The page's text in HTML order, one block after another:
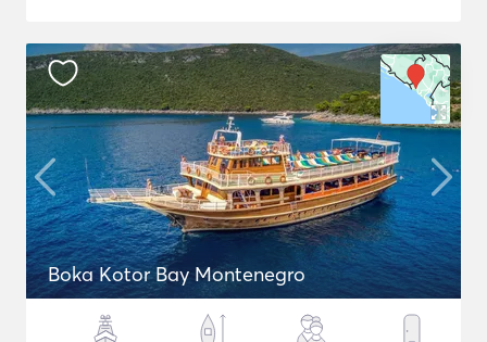
Boka Kotor Bay Montenegro